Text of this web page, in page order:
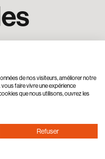
voie avec faux
sciée fine
de nos visiteurs, améliorer notre
faire vivre une expérience
que nous utilisons, ouvrez les
Refuser